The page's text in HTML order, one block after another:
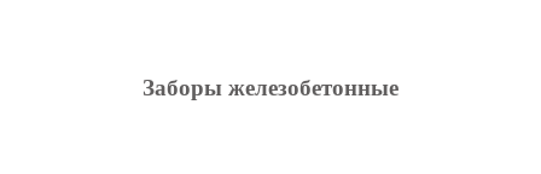
Заборы железобетонные